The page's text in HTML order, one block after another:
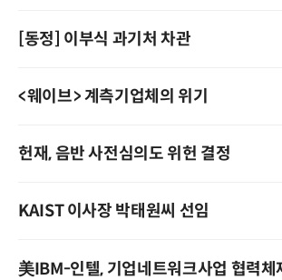
[동정] 이부식 과기처 차관
<웨이브> 계측기업체의 위기
헌재, 음반 사전심의도 위헌 결정
KAIST 이사장 박태원씨 선임
美IBM-인텔, 기업네트워크사업 협력체